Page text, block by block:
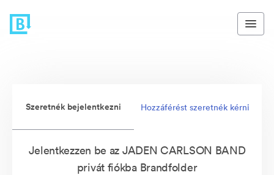
Szeretnék bejelentkezni Hozzáférést szeretnék kérni
Jelentkezzen be az JADEN CARLSON BAND
privát fiókba Brandfolder